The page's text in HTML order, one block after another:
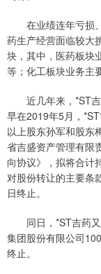
在业绩连年亏损、
药生产经营面临较大
块，其中，医药板块
等；化工板块业务主
近几年来，*ST吉
早在2019年5月，
以上股东孙军和股东
省吉盛资产管理有限
向协议》，拟将合计
对股份转让的主要条
日终止。
同日，*ST吉药又
集团股份有限公司
终止。